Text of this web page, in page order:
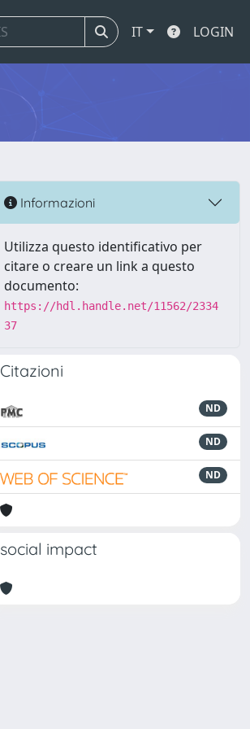
IT LOGIN
Informazioni
Utilizza questo identificativo per
citare o creare un link a questo
documento:
https://hdl.handle.net/11562/2334
37
Citazioni
ND
ND
ND
social impact